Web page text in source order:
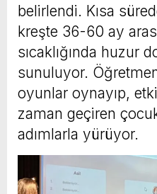
belirlendi. Kısa
kreşte 36-60 ay
sıcaklığında huzur
sunuluyor.
oyunlar oynayıp,
zaman geçiren
adımlarla yürüyor.